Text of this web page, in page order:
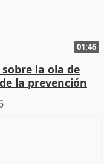
01:46
la ola de
la prevención